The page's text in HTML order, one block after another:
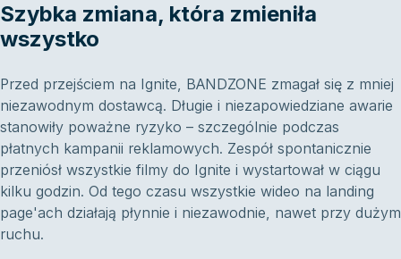
Szybka zmiana, która zmieniła
wszystko
Przed przejściem na Ignite, BANDZONE zmagał się z mniej
niezawodnym dostawcą. Długie i niezapowiedziane awarie
stanowiły poważne ryzyko – szczególnie podczas
płatnych kampanii reklamowych. Zespół spontanicznie
przeniósł wszystkie filmy do Ignite i wystartował w ciągu
kilku godzin. Od tego czasu wszystkie wideo na landing
page'ach działają płynnie i niezawodnie, nawet przy dużym
ruchu.